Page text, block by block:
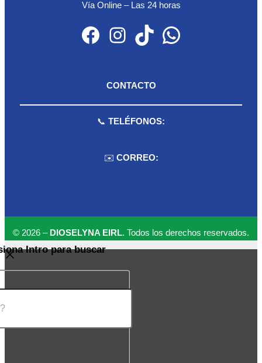
Vía Online – Las 24 horas
Facebook Instagram TikTok WhatsApp
CONTACTO
📞 TELÉFONOS:
✉️ CORREO:
© 2026 – DIOSELYNA EIRL. Todos los derechos reservados.
Intro para buscar